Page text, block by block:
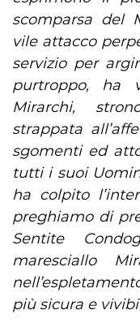
scomparsa del
vile attacco
servizio per
purtroppo, ha
Mirarchi,
strappata
sgomenti ed
tutti i suoi
ha colpito
preghiamo di
Sentite
maresciallo
più sicura e